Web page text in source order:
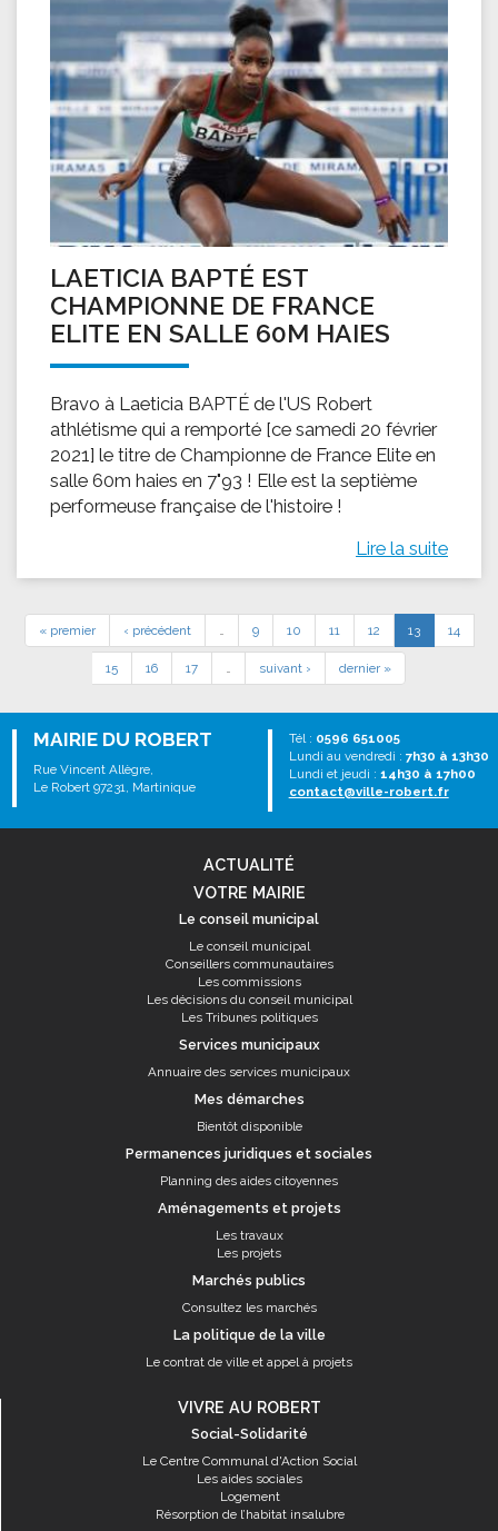
LAETICIA BAPTÉ EST
CHAMPIONNE DE FRANCE
ELITE EN SALLE 60M HAIES
Bravo à Laeticia BAPTÉ de l'US Robert
athlétisme qui a remporté [ce samedi 20 février
2021] le titre de Championne de France Elite en
salle 60m haies en 7"93 ! Elle est la septième
performeuse française de l'histoire !
Lire la suite
« premier ‹ précédent … 9 10 11 12 13 14
15 16 17 … suivant › dernier »
MAIRIE DU ROBERT
Rue Vincent Allègre,
Le Robert 97231, Martinique
Tél : 0596 651005
Lundi au vendredi : 7h30 à 13h30
Lundi et jeudi : 14h30 à 17h00
contact@ville-robert.fr
ACTUALITÉ
VOTRE MAIRIE
Le conseil municipal
Le conseil municipal
Conseillers communautaires
Les commissions
Les décisions du conseil municipal
Les Tribunes politiques
Services municipaux
Annuaire des services municipaux
Mes démarches
Bientôt disponible
Permanences juridiques et sociales
Planning des aides citoyennes
Aménagements et projets
Les travaux
Les projets
Marchés publics
Consultez les marchés
La politique de la ville
Le contrat de ville et appel à projets
VIVRE AU ROBERT
Social-Solidarité
Le Centre Communal d'Action Social
Les aides sociales
Logement
Résorption de l’habitat insalubre